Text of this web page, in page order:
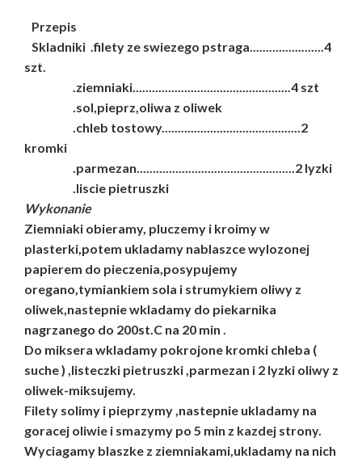
Przepis
Skladniki .filety ze swiezego pstraga.......................4
szt.
.ziemniaki.................................................4 szt
.sol,pieprz,oliwa z oliwek
.chleb tostowy...........................................2
kromki
.parmezan.................................................2 lyzki
.liscie pietruszki
Wykonanie
Ziemniaki obieramy, pluczemy i kroimy w
plasterki,potem ukladamy nablaszce wylozonej
papierem do pieczenia,posypujemy
oregano,tymiankiem sola i strumykiem oliwy z
oliwek,nastepnie wkladamy do piekarnika
nagrzanego do 200st.C na 20 min .
Do miksera wkladamy pokrojone kromki chleba (
suche ) ,listeczki pietruszki ,parmezan i 2 lyzki oliwy z
oliwek-miksujemy.
Filety solimy i pieprzymy ,nastepnie ukladamy na
goracej oliwie i smazymy po 5 min z kazdej strony.
Wyciagamy blaszke z ziemniakami,ukladamy na nich